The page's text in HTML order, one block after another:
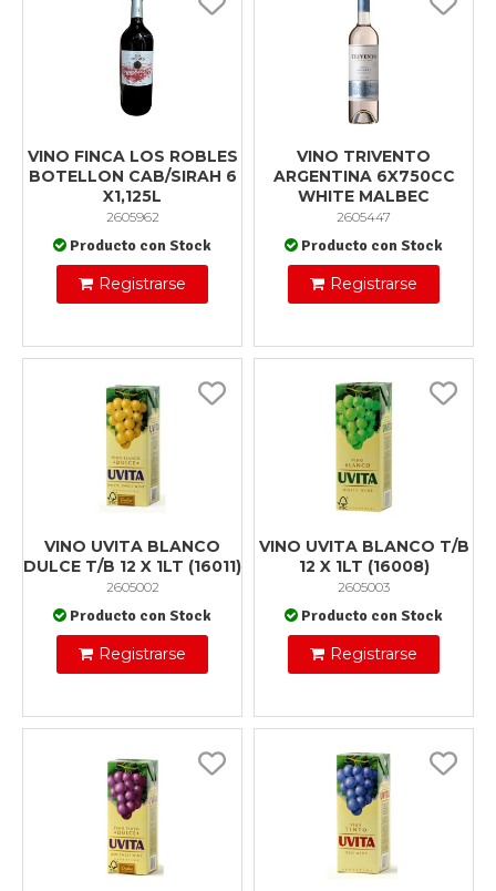
VINO FINCA LOS ROBLES
BOTELLON CAB/SIRAH 6
X1,125L
2605962
Producto con Stock
Registrarse
VINO TRIVENTO
ARGENTINA 6X750CC
WHITE MALBEC
2605447
Producto con Stock
Registrarse
VINO UVITA BLANCO
DULCE T/B 12 X 1LT (16011)
2605002
Producto con Stock
Registrarse
VINO UVITA BLANCO T/B
12 X 1LT (16008)
2605003
Producto con Stock
Registrarse